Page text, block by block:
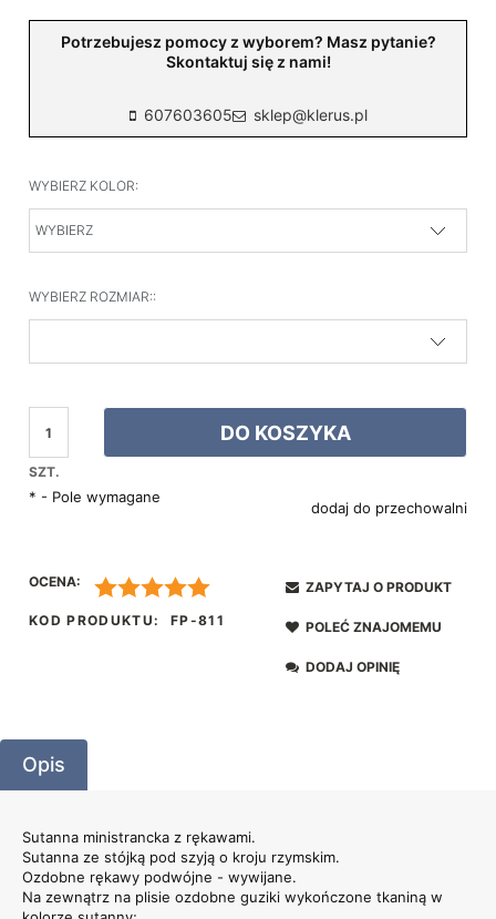
Potrzebujesz pomocy z wyborem? Masz pytanie?
Skontaktuj się z nami!
607603605 sklep@klerus.pl
WYBIERZ KOLOR:
WYBIERZ ROZMIAR::
SZT.
DO KOSZYKA
dodaj do przechowalni
* - Pole wymagane
OCENA:
KOD PRODUKTU: FP-811
ZAPYTAJ O PRODUKT
POLEĆ ZNAJOMEMU
DODAJ OPINIĘ
Opis
Sutanna ministrancka z rękawami.
Sutanna ze stójką pod szyją o kroju rzymskim.
Ozdobne rękawy podwójne - wywijane.
Na zewnątrz na plisie ozdobne guziki wykończone tkaniną w